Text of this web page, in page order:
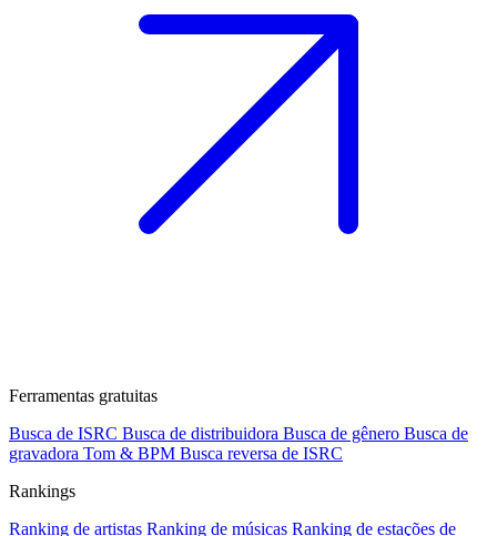
Ferramentas gratuitas
Busca de ISRC Busca de distribuidora Busca de gênero Busca de
gravadora Tom & BPM Busca reversa de ISRC
Rankings
Ranking de artistas Ranking de músicas Ranking de estações de